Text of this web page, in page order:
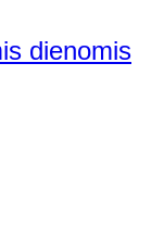
dienomis